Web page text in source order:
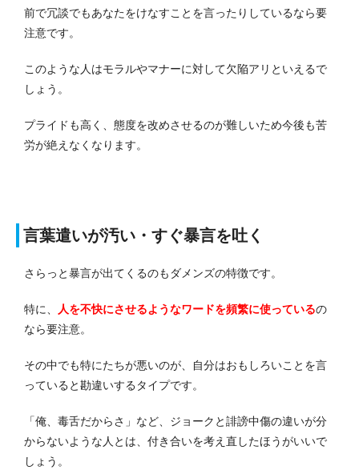
前で冗談でもあなたをけなすことを言ったりしているなら要
注意です。
このような人はモラルやマナーに対して欠陥アリといえるで
しょう。
プライドも高く、態度を改めさせるのが難しいため今後も苦
労が絶えなくなります。
言葉遣いが汚い・すぐ暴言を吐く
さらっと暴言が出てくるのもダメンズの特徴です。
特に、 人を不快にさせるようなワードを頻繁に使っているの
なら要注意。
その中でも特にたちが悪いのが、自分はおもしろいことを言
っていると勘違いするタイプです。
「俺、毒舌だからさ」など、ジョークと誹謗中傷の違いが分
からないような人とは、付き合いを考え直したほうがいいで
しょう。